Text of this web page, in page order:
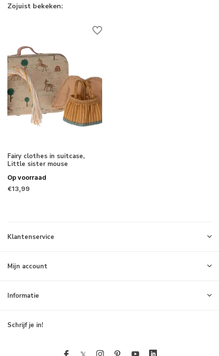
Zojuist bekeken:
Fairy clothes in suitcase,
Little sister mouse
Op voorraad
€13,99
Klantenservice
Mijn account
Informatie
Schrijf je in!